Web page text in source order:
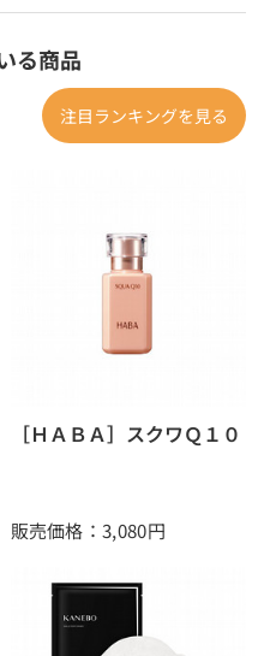
る商品
注目ランキングを見る
［ＨＡＢＡ］スクワＱ１０
販売価格：3,080円